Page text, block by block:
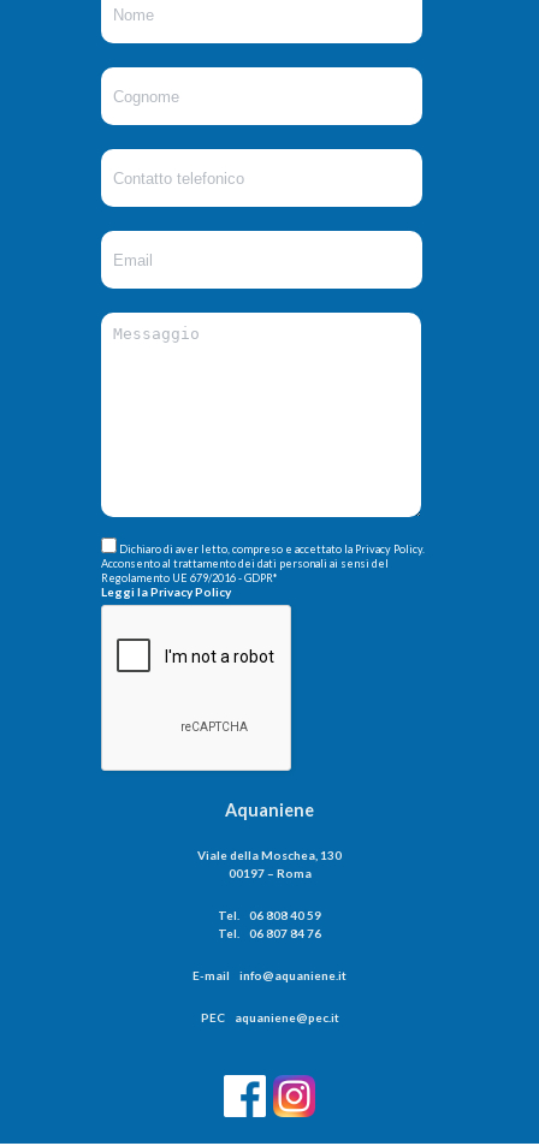
Dichiaro di aver letto, compreso e accettato la Privacy Policy.
Acconsento al trattamento dei dati personali ai sensi del
Regolamento UE 679/2016 - GDPR*
Leggi la Privacy Policy
Aquaniene
Viale della Moschea, 130
00197 – Roma
Tel. 06 808 40 59
Tel. 06 807 84 76
E-mail info@aquaniene.it
PEC aquaniene@pec.it